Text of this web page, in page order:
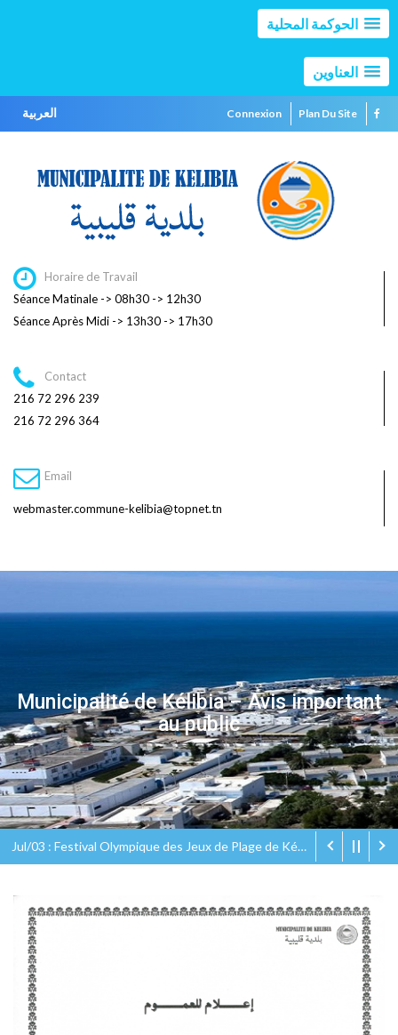
الحوكمة المحلية
العناوين
العربية Connexion Plan Du Site
Horaire de Travail
Séance Matinale -> 08h30 -> 12h30
Séance Après Midi -> 13h30 -> 17h30
Contact
216 72 296 239
216 72 296 364
Email
webmaster.commune-kelibia@topnet.tn
Municipalité de Kélibia – Avis important
au public
Jul/03 : Festival Olympique des Jeux de Plage de Kélibia Olympic Eco Beach Games